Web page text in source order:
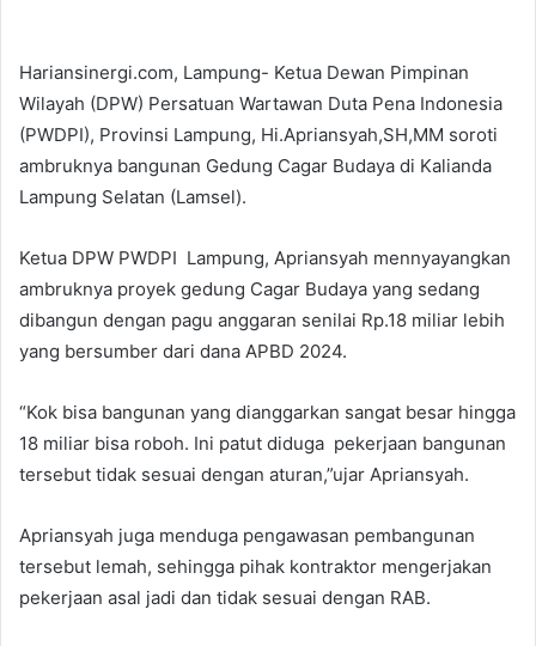
Hariansinergi.com, Lampung- Ketua Dewan Pimpinan
Wilayah (DPW) Persatuan Wartawan Duta Pena Indonesia
(PWDPI), Provinsi Lampung, Hi.Apriansyah,SH,MM soroti
ambruknya bangunan Gedung Cagar Budaya di Kalianda
Lampung Selatan (Lamsel).
Ketua DPW PWDPI Lampung, Apriansyah mennyayangkan
ambruknya proyek gedung Cagar Budaya yang sedang
dibangun dengan pagu anggaran senilai Rp.18 miliar lebih
yang bersumber dari dana APBD 2024.
“Kok bisa bangunan yang dianggarkan sangat besar hingga
18 miliar bisa roboh. Ini patut diduga pekerjaan bangunan
tersebut tidak sesuai dengan aturan,”ujar Apriansyah.
Apriansyah juga menduga pengawasan pembangunan
tersebut lemah, sehingga pihak kontraktor mengerjakan
pekerjaan asal jadi dan tidak sesuai dengan RAB.